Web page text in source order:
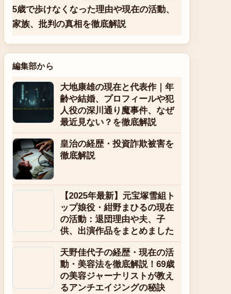
5歳で歩けなくなった理由や現在の活動、
家族、批判の真相を徹底解説
編集部から
大地康雄の現在と代表作｜年
齢や結婚、プロフィールや犯
人役の深川通り魔事件、なぜ
最近見ない？を徹底解説
皇治の経歴・投資詐欺被害を
徹底解説
【2025年最新】元宝塚雪組ト
ップ娘役・紺野まひるの現在
の活動：退団理由や夫、子
供、出演作品をまとめました
天野佳代子の経歴・現在の活
動・美容法を徹底解説！69歳
の美容ジャーナリストが教え
るアンチエイジングの秘訣